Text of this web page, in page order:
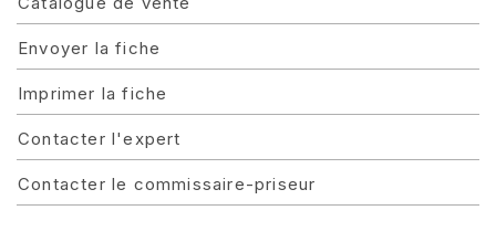
Envoyer la fiche
Imprimer la fiche
Contacter l'expert
Contacter le commissaire-priseur